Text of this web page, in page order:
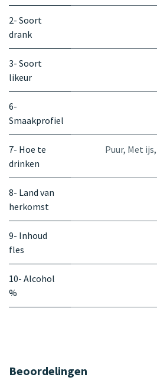
2- Soort
drank
3- Soort
likeur
6-
Smaakprofiel
7- Hoe te
drinken
Puur, Met ijs,
8- Land van
herkomst
9- Inhoud
fles
10- Alcohol
%
Beoordelingen